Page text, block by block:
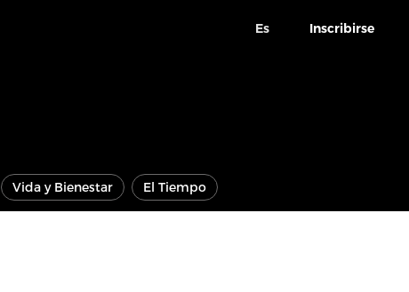
Es Inscribirse
Vida y Bienestar El Tiempo